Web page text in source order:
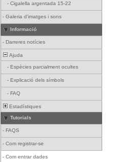
- Cigalella argentada 15-22
- Galeria d'imatges i sons
Informació
- Darreres notícies
Ajuda
- Espècies parcialment ocultes
- Explicació dels símbols
- FAQ
Estadístiques
Tutorials
- FAQS
- Com registrar-se
- Com entrar dades